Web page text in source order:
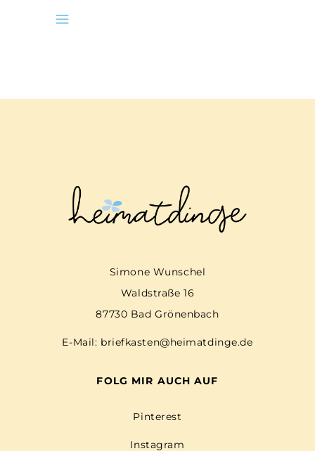
Simone Wunschel
Waldstraße 16
87730 Bad Grönenbach
E-Mail: briefkasten@heimatdinge.de
FOLG MIR AUCH AUF
Pinterest
Instagram